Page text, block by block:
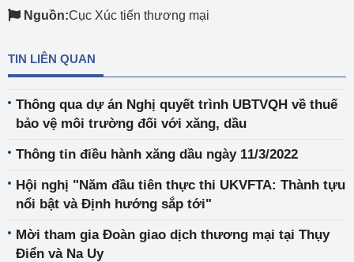
Nguồn:Cục Xúc tiến thương mại
TIN LIÊN QUAN
Thông qua dự án Nghị quyết trình UBTVQH về thuế
bảo vệ môi trường đối với xăng, dầu
Thông tin điều hành xăng dầu ngày 11/3/2022
Hội nghị "Năm đầu tiên thực thi UKVFTA: Thành tựu
nổi bật và Định hướng sắp tới"
Mời tham gia Đoàn giao dịch thương mại tại Thụy
Điển và Na Uy